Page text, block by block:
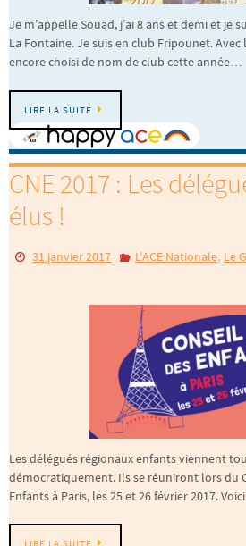
Je m’appelle Souad, j’ai 8 ans et demi et je
La Fontaine. Je suis en club Fripounet. Avec
encore choisi de nom de club cette année…
LIRE LA SUITE
CNE 2017 : Les
élus !
31 janvier 2017 L'ACE Nationale, Le
Les délégués régionaux enfants viennent
démocratiquement. Ils se réuniront lors du
Enfants à Paris, les 25 et 26 février 2017.